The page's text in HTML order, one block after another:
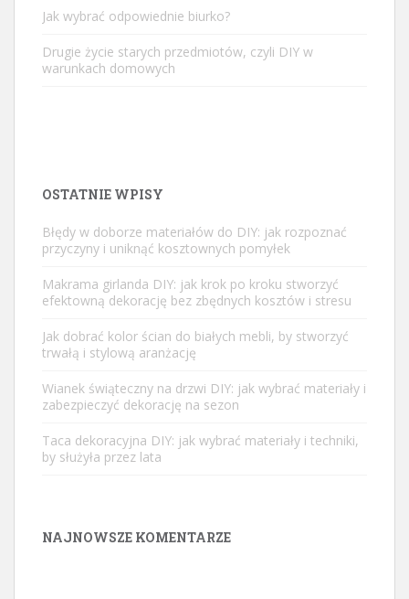
Jak wybrać odpowiednie biurko?
Drugie życie starych przedmiotów, czyli DIY w
warunkach domowych
OSTATNIE WPISY
Błędy w doborze materiałów do DIY: jak rozpoznać
przyczyny i uniknąć kosztownych pomyłek
Makrama girlanda DIY: jak krok po kroku stworzyć
efektowną dekorację bez zbędnych kosztów i stresu
Jak dobrać kolor ścian do białych mebli, by stworzyć
trwałą i stylową aranżację
Wianek świąteczny na drzwi DIY: jak wybrać materiały i
zabezpieczyć dekorację na sezon
Taca dekoracyjna DIY: jak wybrać materiały i techniki,
by służyła przez lata
NAJNOWSZE KOMENTARZE